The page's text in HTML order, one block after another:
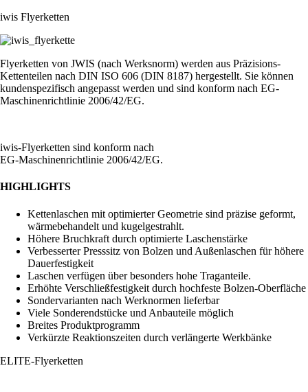
iwis Flyerketten
Flyerketten von JWIS (nach Werksnorm) werden aus Präzisions-
Kettenteilen nach DIN ISO 606 (DIN 8187) hergestellt. Sie können
kundenspezifisch angepasst werden und sind konform nach EG-
Maschinenrichtlinie 2006/42/EG.
iwis-Flyerketten sind konform nach
EG-Maschinenrichtlinie 2006/42/EG.
HIGHLIGHTS
Kettenlaschen mit optimierter Geometrie sind präzise geformt,
wärmebehandelt und kugelgestrahlt.
Höhere Bruchkraft durch optimierte Laschenstärke
Verbesserter Presssitz von Bolzen und Außenlaschen für höhere
Dauerfestigkeit
Laschen verfügen über besonders hohe Traganteile.
Erhöhte Verschließfestigkeit durch hochfeste Bolzen-Oberfläche
Sondervarianten nach Werknormen lieferbar
Viele Sonderendstücke und Anbauteile möglich
Breites Produktprogramm
Verkürzte Reaktionszeiten durch verlängerte Werkbänke
ELITE-Flyerketten